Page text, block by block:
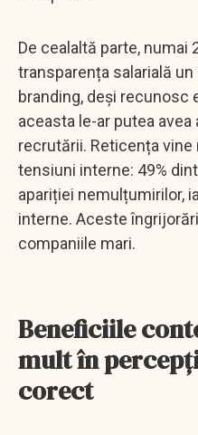
De cealaltă parte, numai
transparența salarială
branding, deși recunosc
aceasta le-ar putea
recrutării. Reticența vine
tensiuni interne: 49%
apariției nemulțumirilor,
interne. Aceste
companiile mari.
Beneficiile
mult în
corect